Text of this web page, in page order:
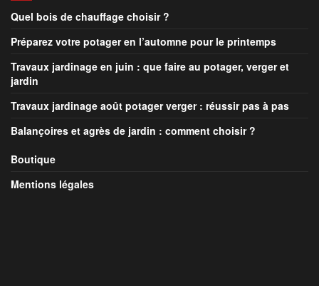
Quel bois de chauffage choisir ?
Préparez votre potager en l’automne pour le printemps
Travaux jardinage en juin : que faire au potager, verger et
jardin
Travaux jardinage août potager verger : réussir pas à pas
Balançoires et agrès de jardin : comment choisir ?
Boutique
Mentions légales